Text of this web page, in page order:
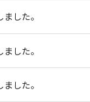
した。
した。
した。